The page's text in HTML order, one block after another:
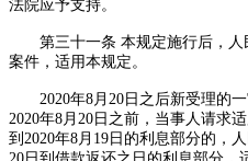
法院应予支持。
第三十一条 本规定施行后，人
案件，适用本规定。
2020年8月20日之后新受理的一
2020年8月20日之前，当事人请求
到2020年8月19日的利息部分的，